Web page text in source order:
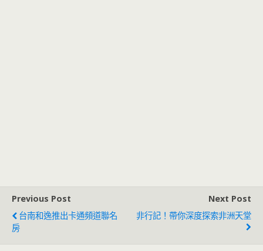
Previous Post
台南和逸推出卡通頻道聯名
房
Next Post
非行記！帶你深度探索非洲天堂